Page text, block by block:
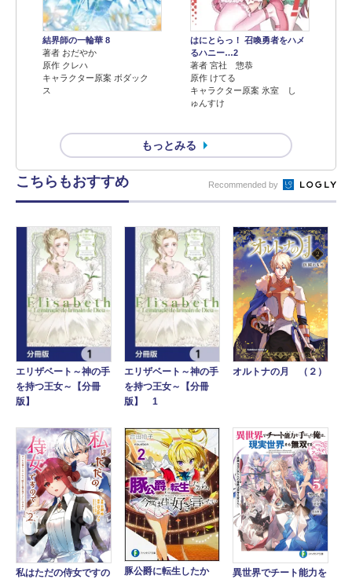
結界師の一輪華 8
著者 おだやか
原作 クレハ
キャラクター原案 ボダック
ス
はにとらっ！ 召喚勇者をハメ
るハニー…2
著者 宮社 惣恭
原作 けてる
キャラクター原案 氷室 し
ゅんすけ
もっとみる
こちらもおすすめ Recommended by
エリザベート～神の手
を持つ王女～【分冊
版】
エリザベート～神の手
を持つ王女～【分冊
版】 1
オルトナの月 （２）
私はただの侍女ですの
豚公爵に転生したか
異世界でチート能力を